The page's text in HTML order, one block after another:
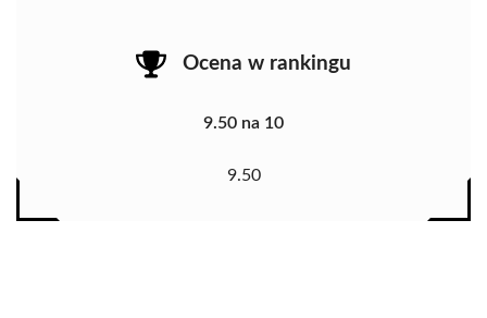
Ocena w rankingu
9.50 na 10
9.50